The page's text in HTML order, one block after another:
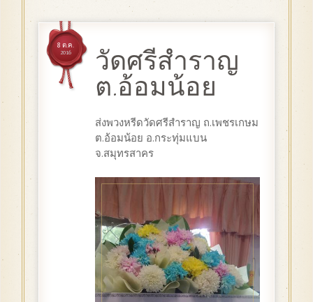
วัดศรีสำราญ
ต.อ้อมน้อย
8 ต.ค.
2016
ส่งพวงหรีดวัดศรีสำราญ ถ.เพชรเกษม
ต.อ้อมน้อย อ.กระทุ่มแบน
จ.สมุทรสาคร